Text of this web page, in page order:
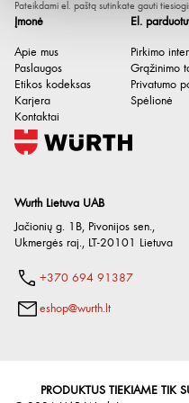
Mažiausias / didžiausias
sugriebimo diapazonas
Galvutės aukštis
Wurth Lietuva UAB
Jačionių g. 1B, Pivonijos sen.,
Ukmergės raj., LT-20101 Lietuva
+370 694 91387
eshop@wurth.lt
Įmonė
Apie mus
Paslaugos
Etikos kodeksas
Karjera
Kontaktai
El.
Pirkimo
Grąžinimo
Privatumo
Spėlionė
Pateikdami el. paštą sutinkate gauti
PRODUKTUS TIEKIAME TIK